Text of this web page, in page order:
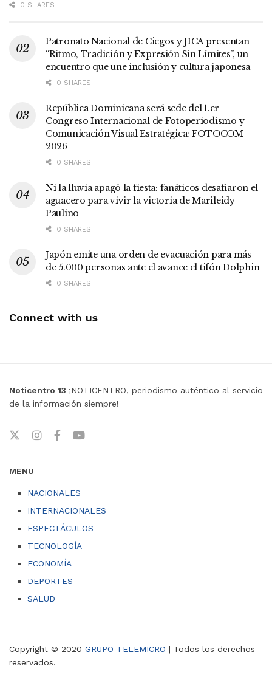
0 SHARES
Patronato Nacional de Ciegos y JICA presentan
“Ritmo, Tradición y Expresión Sin Límites”, un
encuentro que une inclusión y cultura japonesa
0 SHARES
República Dominicana será sede del 1.er
Congreso Internacional de Fotoperiodismo y
Comunicación Visual Estratégica: FOTOCOM
2026
0 SHARES
Ni la lluvia apagó la fiesta: fanáticos desafiaron el
aguacero para vivir la victoria de Marileidy
Paulino
0 SHARES
Japón emite una orden de evacuación para más
de 5.000 personas ante el avance el tifón Dolphin
0 SHARES
Connect with us
Noticentro 13 ¡NOTICENTRO, periodismo auténtico al servicio
de la información siempre!
MENU
NACIONALES
INTERNACIONALES
ESPECTÁCULOS
TECNOLOGÍA
ECONOMÍA
DEPORTES
SALUD
Copyright © 2020 GRUPO TELEMICRO | Todos los derechos
reservados.